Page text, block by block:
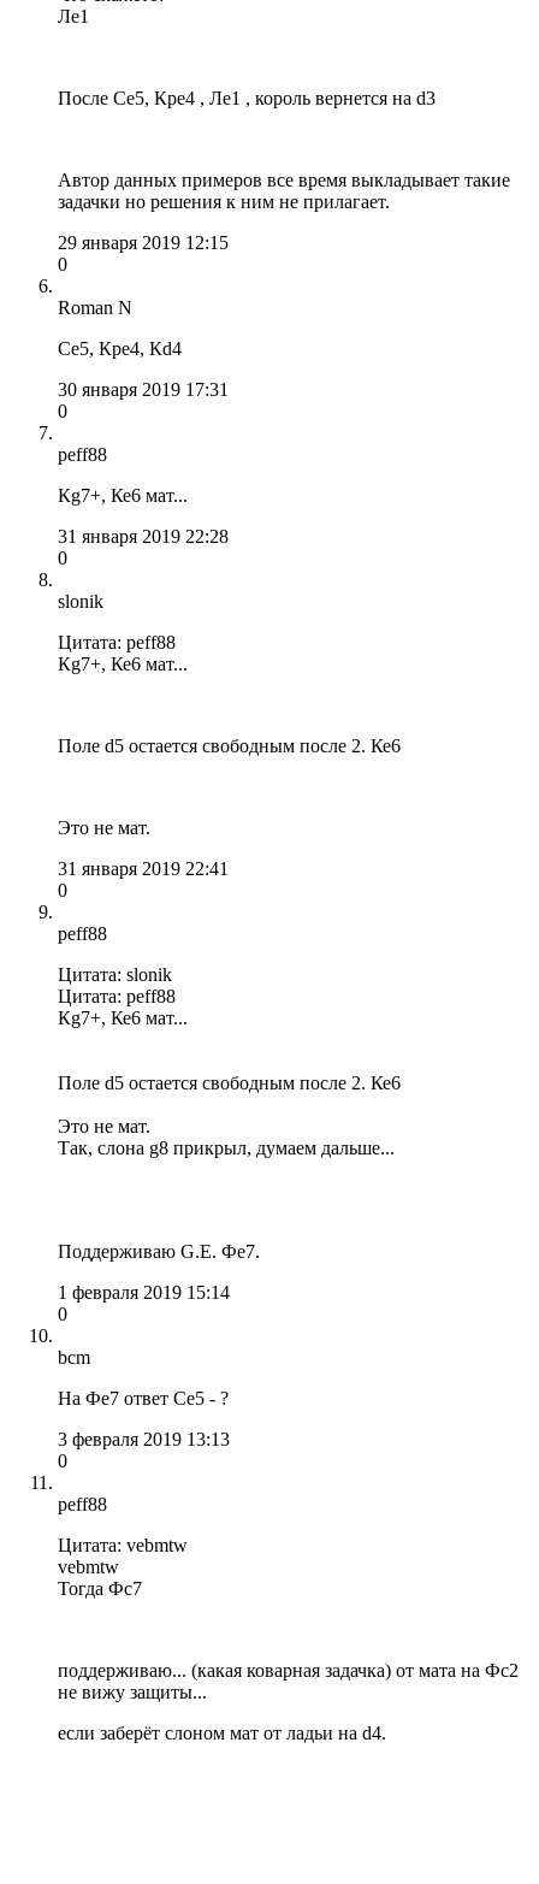
Лe1
После Се5, Кре4 , Ле1 , король вернется на d3
Автор данных примеров все время выкладывает такие
задачки но решения к ним не прилагает.
29 января 2019 12:15
0
Roman N
Се5, Кре4, Кd4
30 января 2019 17:31
0
peff88
Кg7+, Ке6 мат...
31 января 2019 22:28
0
slonik
Цитата: peff88
Кg7+, Ке6 мат...
Поле d5 остается свободным после 2. Ке6
Это не мат.
31 января 2019 22:41
0
peff88
Цитата: slonik
Цитата: peff88
Кg7+, Ке6 мат...
Поле d5 остается свободным после 2. Ке6
Это не мат.
Так, слона g8 прикрыл, думаем дальше...
Поддерживаю G.E. Фе7.
1 февраля 2019 15:14
0
bcm
На Фe7 ответ Сe5 - ?
3 февраля 2019 13:13
0
peff88
Цитата: vebmtw
vebmtw
Тогда Фс7
поддерживаю... (какая коварная задачка) от мата на Фс2
не вижу защиты...
если заберёт слоном мат от ладьи на d4.